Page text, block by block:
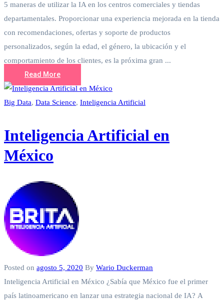
5 maneras de utilizar la IA en los centros comerciales y tiendas
departamentales. Proporcionar una experiencia mejorada en la tienda
con recomendaciones, ofertas y soporte de productos
personalizados, según la edad, el género, la ubicación y el
comportamiento de los clientes, es la próxima gran ...
Read More
Big Data, Data Science, Inteligencia Artificial
Inteligencia Artificial en
México
Posted on agosto 5, 2020 By Wario Duckerman
Inteligencia Artificial en México ¿Sabía que México fue el primer
país latinoamericano en lanzar una estrategia nacional de IA? A